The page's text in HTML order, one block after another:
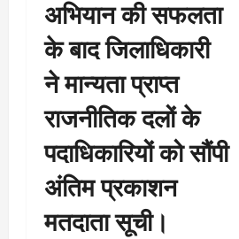
अभियान की सफलता
के बाद जिलाधिकारी
ने मान्यता प्राप्त
राजनीतिक दलों के
पदाधिकारियों को सौंपी
अंतिम प्रकाशन
मतदाता सूची।